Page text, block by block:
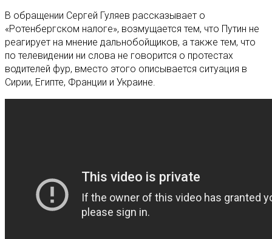
В обращении Сергей Гуляев рассказывает о
«Ротенбергском налоге», возмущается тем, что Путин не
реагирует на мнение дальнобойщиков, а также тем, что
по телевидении ни слова не говорится о протестах
водителей фур, вместо этого описывается ситуация в
Сирии, Египте, Франции и Украине.